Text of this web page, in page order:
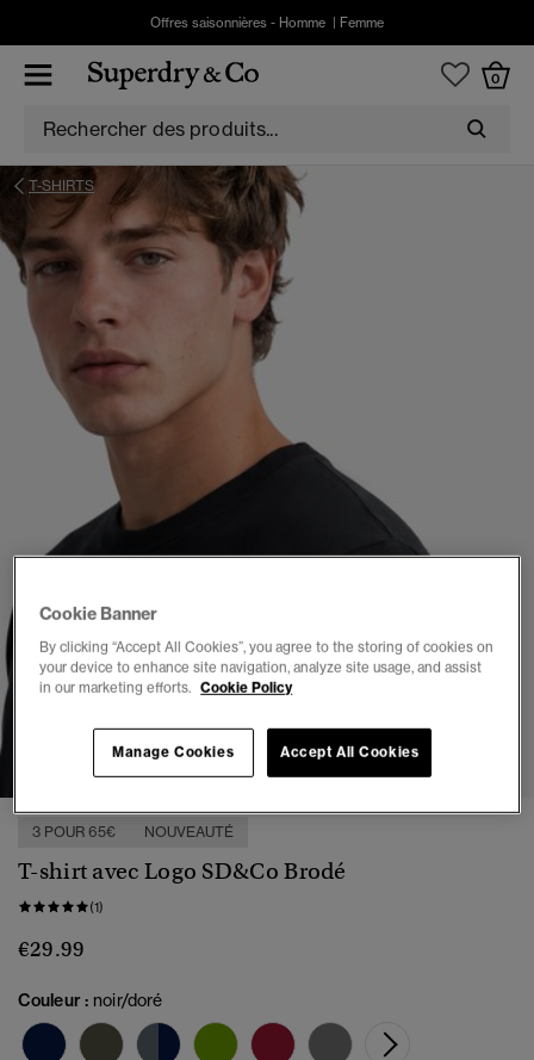
Offres saisonnières - Homme Femme
0
T-SHIRTS
1 2 3 4 5 6
3 POUR 65€ NOUVEAUTÉ
T-shirt avec Logo SD&Co Brodé
(1)
€29.99
Couleur : noir/doré
Cookie Banner
By clicking “Accept All Cookies”, you agree to the storing of cookies on
your device to enhance site navigation, analyze site usage, and assist
in our marketing efforts. Cookie Policy
Accept All Cookies
Manage Cookies